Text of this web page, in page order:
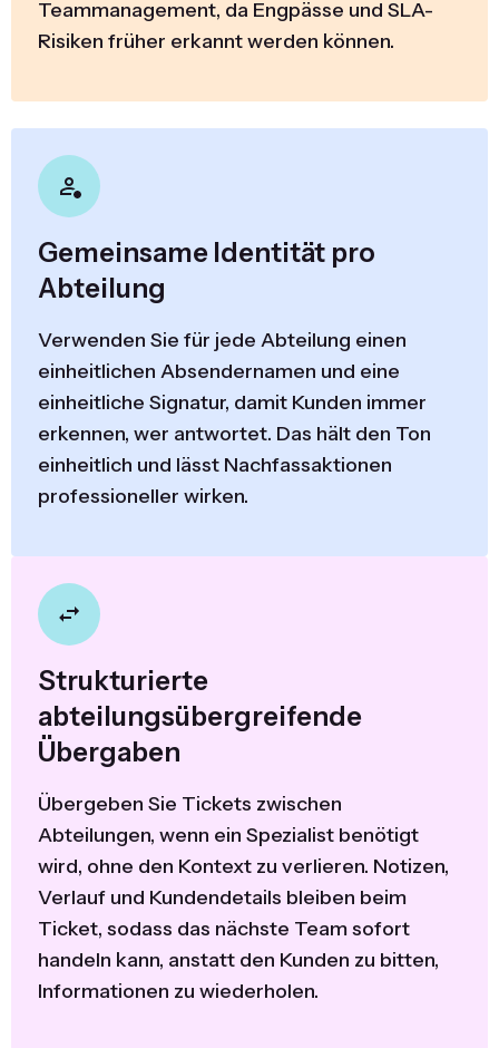
Teammanagement, da Engpässe und SLA-
Risiken früher erkannt werden können.
Gemeinsame Identität pro
Abteilung
Verwenden Sie für jede Abteilung einen
einheitlichen Absendernamen und eine
einheitliche Signatur, damit Kunden immer
erkennen, wer antwortet. Das hält den Ton
einheitlich und lässt Nachfassaktionen
professioneller wirken.
Strukturierte
abteilungsübergreifende
Übergaben
Übergeben Sie Tickets zwischen
Abteilungen, wenn ein Spezialist benötigt
wird, ohne den Kontext zu verlieren. Notizen,
Verlauf und Kundendetails bleiben beim
Ticket, sodass das nächste Team sofort
handeln kann, anstatt den Kunden zu bitten,
Informationen zu wiederholen.